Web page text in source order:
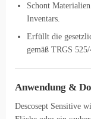
Schont
Inventars.
Erfüllt die
gemäß TRGS 525/
Anwendung &
Descosept Sensitive